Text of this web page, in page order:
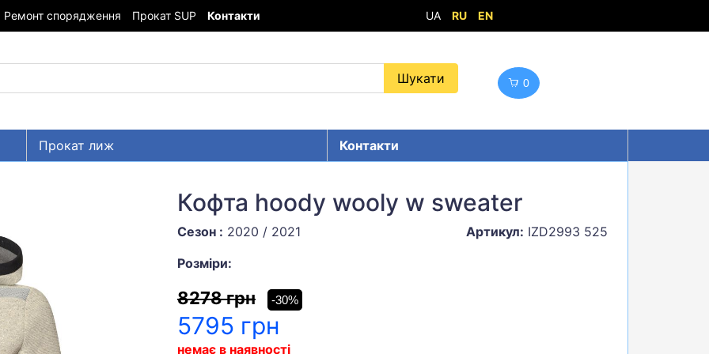
Ремонт спорядження Прокат SUP Контакти UA RU EN
0
Прокат лиж
Контакти
Кофта hoody wooly w sweater
Сезон : 2020 / 2021 Артикул: IZD2993 525
Розміри:
8278 грн -30%
5795 грн
немає в наявності